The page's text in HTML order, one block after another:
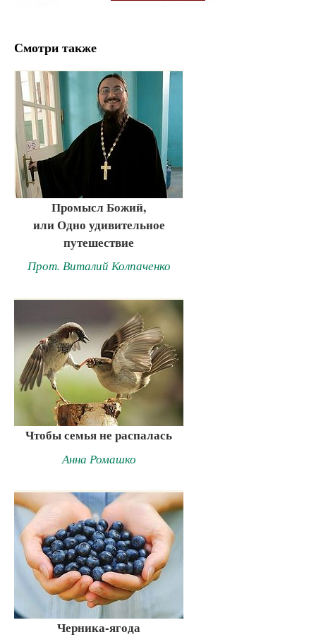
Смотри также
Промысл Божий,
или Одно удивительное
путешествие
Прот. Виталий Колпаченко
Чтобы семья не распалась
Анна Ромашко
Черника-ягода